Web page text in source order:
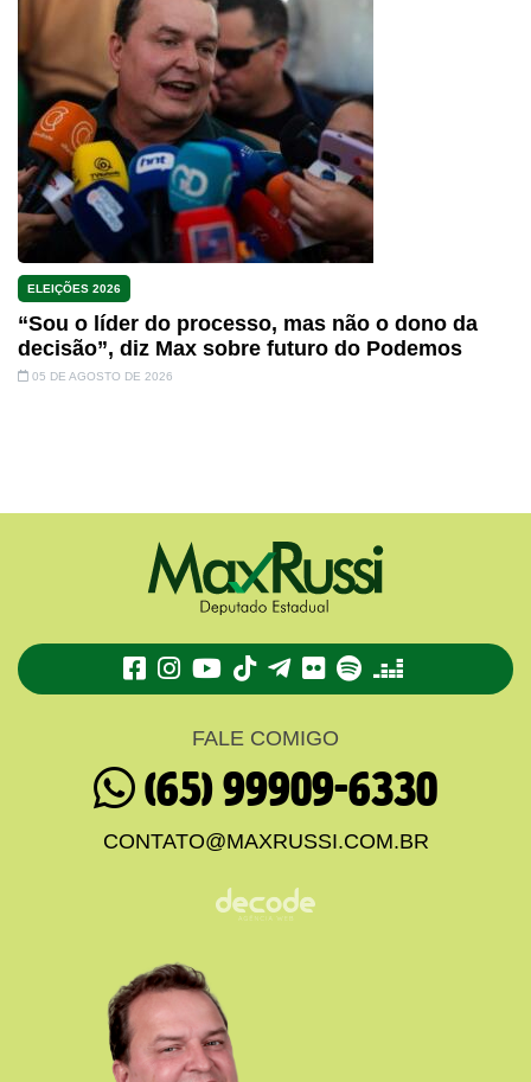
ELEIÇÕES 2026
“Sou o líder do processo, mas não o dono da
decisão”, diz Max sobre futuro do Podemos
05 DE AGOSTO DE 2026
TikTokTelegram
FlickrSpotifyDeezer
FALE COMIGO
(65) 99909-6330
CONTATO@MAXRUSSI.COM.BR